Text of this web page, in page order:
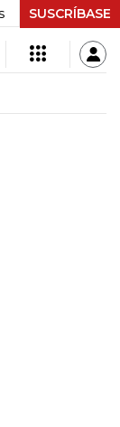
$ 416,91 +$ 0,05
SUSCRÍBASE